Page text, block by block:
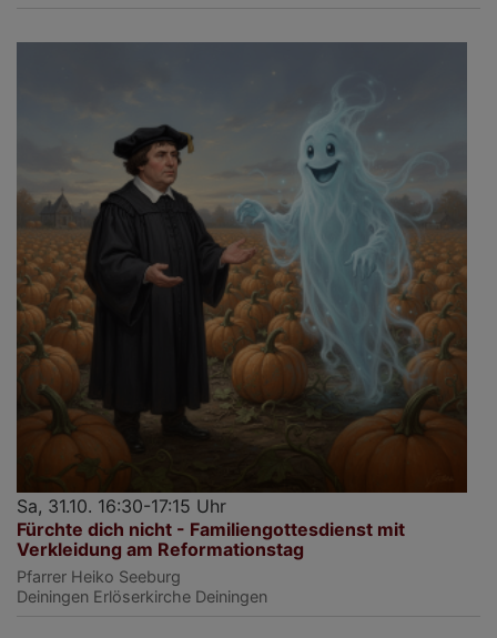
Sa, 31.10. 16:30-17:15 Uhr
Fürchte dich nicht - Familiengottesdienst mit
Verkleidung am Reformationstag
Pfarrer Heiko Seeburg
Deiningen Erlöserkirche Deiningen